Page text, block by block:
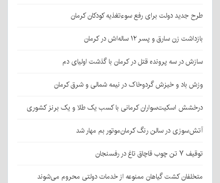
طرح جدید دولت برای رفع سوءتغذیه کودکان کرمان
بازداشت زن سارق و پسر ۱۲ ساله‌اش در کرمان
سازش در سه پرونده قتل در کرمان با گذشت اولیای دم
وزش باد و خیزش گردوخاک در نیمه شمالی و شرق کرمان
درخشش اسکیت‌سواران کرمانی با کسب یک طلا و یک برنز کشوری
آتش‌سوزی در سالن رنگ کرمان‌موتور بم مهار شد
توقیف ۷ تن چوب قاچاق تاغ در رفسنجان
متخلفان کشت گیاهان ممنوعه از خدمات دولتی محروم می‌شوند